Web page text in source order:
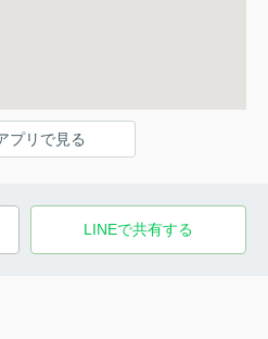
プリで見る
LINEで共有する